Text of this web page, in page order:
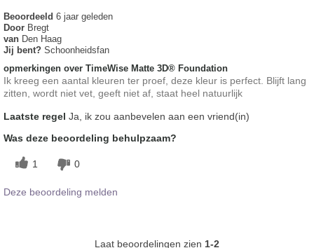
Beoordeeld 6 jaar geleden
Door Bregt
van Den Haag
Jij bent? Schoonheidsfan
opmerkingen over TimeWise Matte 3D® Foundation
Ik kreeg een aantal kleuren ter proef, deze kleur is perfect. Blijft lang
zitten, wordt niet vet, geeft niet af, staat heel natuurlijk
Laatste regel Ja, ik zou aanbevelen aan een vriend(in)
Was deze beoordeling behulpzaam?
1 0
Deze beoordeling melden
Laat beoordelingen zien 1-2